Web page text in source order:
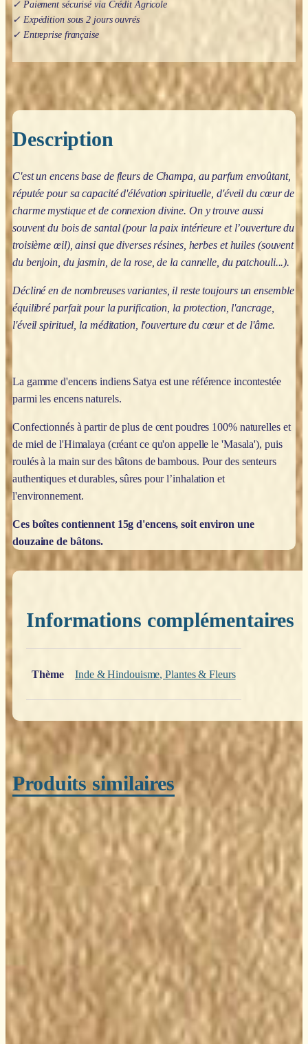
✓ Paiement sécurisé via Crédit Agricole
✓ Expédition sous 2 jours ouvrés
✓ Entreprise française
Description
C'est un encens base de fleurs de Champa, au parfum envoûtant,
réputée pour sa capacité d'élévation spirituelle, d'éveil du cœur de
charme mystique et de connexion divine. On y trouve aussi
souvent du bois de santal (pour la paix intérieure et l’ouverture du
troisième œil), ainsi que diverses résines, herbes et huiles (souvent
du benjoin, du jasmin, de la rose, de la cannelle, du patchouli...).
Décliné en de nombreuses variantes, il reste toujours un ensemble
équilibré parfait pour la purification, la protection, l'ancrage,
l'éveil spirituel, la méditation, l'ouverture du cœur et de l'âme.
La gamme d'encens indiens Satya est une référence incontestée
parmi les encens naturels.
Confectionnés à partir de plus de cent poudres 100% naturelles et
de miel de l'Himalaya (créant ce qu'on appelle le 'Masala'), puis
roulés à la main sur des bâtons de bambous. Pour des senteurs
authentiques et durables, sûres pour l’inhalation et
l'environnement.
Ces boîtes contiennent 15g d'encens, soit environ une
douzaine de bâtons.
Informations complémentaires
Thème
Inde & Hindouisme,Plantes & Fleurs
Produits similaires